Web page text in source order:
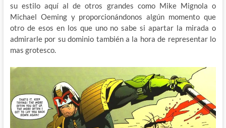
su estilo aquí al de otros grandes como Mike Mignola o
Michael Oeming y proporcionándonos algún momento que
otro de esos en los que uno no sabe si apartar la mirada o
admirarle por su dominio también a la hora de representar lo
mas grotesco.